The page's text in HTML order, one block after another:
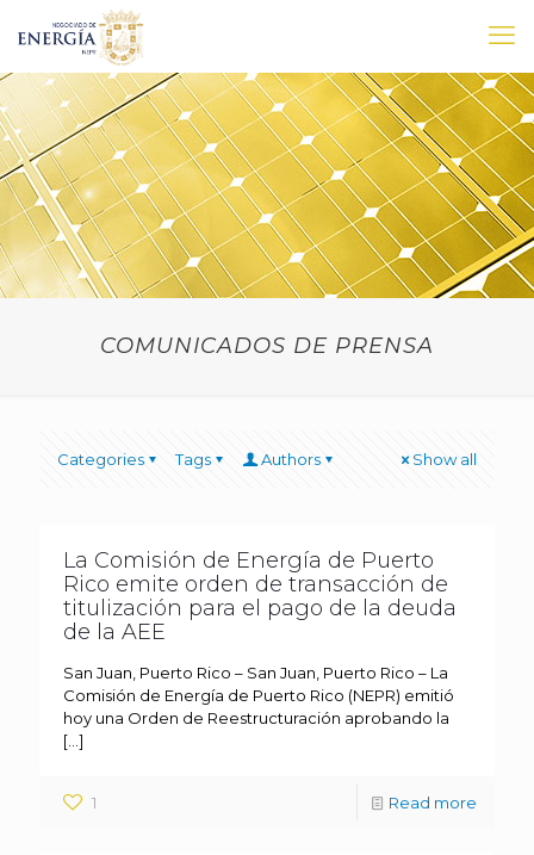
COMUNICADOS DE PRENSA
Categories Tags Authors Show all
La Comisión de Energía de Puerto
Rico emite orden de transacción de
titulización para el pago de la deuda
de la AEE
San Juan, Puerto Rico – San Juan, Puerto Rico – La
Comisión de Energía de Puerto Rico (NEPR) emitió
hoy una Orden de Reestructuración aprobando la
[…]
1 Read more